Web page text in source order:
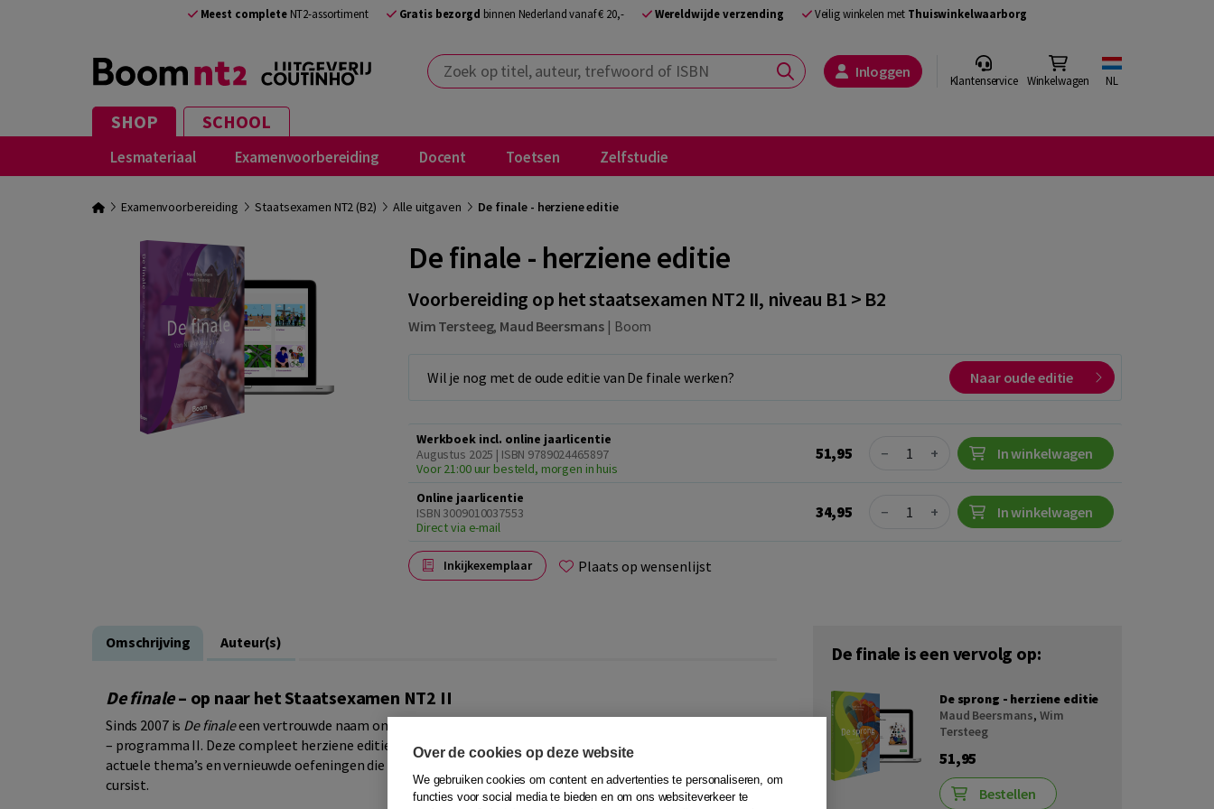
Meest completeNT2-assortiment Gratis bezorgd binnen Nederland vanaf € 20,- Wereldwijde verzending Veilig winkelen met Thuiswinkelwaarborg
Zoek op titel, auteur, trefwoord of ISBN Inloggen Klantenservice Winkelwagen NL
SHOP SCHOOL
Lesmateriaal Examenvoorbereiding Docent Toetsen Zelfstudie
Examenvoorbereiding Staatsexamen NT2 (B2) Alle uitgaven De finale - herziene editie
De finale - herziene editie
Voorbereiding op het staatsexamen NT2 II, niveau B1 > B2
Wim Tersteeg, Maud Beersmans | Boom
Wil je nog met de oude editie van De finale werken? Naar oude editie
Werkboek incl. online jaarlicentie
Augustus 2025 | ISBN 9789024465897
Voor 21:00 uur besteld, morgen in huis
51,95 Quantity
− + In winkelwagen
Online jaarlicentie
ISBN 3009010037553
Direct via e-mail
34,95 Quantity
− + In winkelwagen
Inkijkexemplaar Plaats op wensenlijst
Omschrijving Auteur(s)
De finale– op naar het Staatsexamen NT2 II
Sinds 2007 is De finaleeen vertrouwde naam onder cursisten die zich voorbereiden op het Staatsexamen NT2
– programma II. Deze compleet herziene editie bouwt voort op die stevige basis, met een frisse vormgeving,
actuele thema’s en vernieuwde oefeningen die perfect aansluiten bij de behoeften van de moderne NT2-
cursist.
De finale is een vervolg op:
De sprong - herziene editie
Maud Beersmans, Wim
Tersteeg
51,95
Bestellen
Over de cookies op deze website
We gebruiken cookies om content en advertenties te personaliseren, om
functies voor social media te bieden en om ons websiteverkeer te